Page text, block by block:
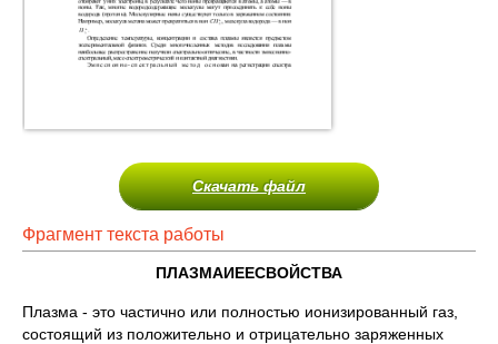
Скачать файл
Фрагмент текста работы
ПЛАЗМАИЕЕСВОЙСТВА
Плазма - это частично или полностью ионизированный газ,
состоящий из положительно и отрицательно заряженных